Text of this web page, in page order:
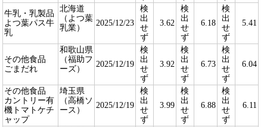
牛乳・乳製品
よつ葉パス牛
乳
北海道
（よつ葉
乳業）
2025/12/23
検
出
せ
ず
3.62
検
出
せ
ず
6.18
検
出
せ
ず
5.41
その他食品
ごまだれ
和歌山県
（福助フ
ーズ）
2025/12/19
検
出
せ
ず
3.92
検
出
せ
ず
6.73
検
出
せ
ず
6.04
その他食品
カントリー有
機トマトケチ
ャップ
埼玉県
（高橋ソ
ース）
2025/12/19
検
出
せ
ず
3.99
検
出
せ
ず
6.88
検
出
せ
ず
6.11